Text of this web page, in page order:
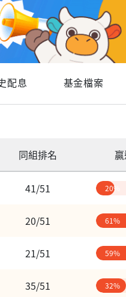
配息 基金檔案
同組排名
41/51 20%
20/51 61%
21/51 59%
35/51 32%